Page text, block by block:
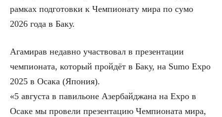
рамках подготовки к Чемпионату мира по сумо
2026 года в Баку.
Агамирав недавно участвовал в презентации
чемпионата, который пройдёт в Баку, на Sumo Expo
2025 в Осака (Япония).
«5 августа в павильоне Азербайджана на Expo в
Осаке мы провели презентацию Чемпионата мира,